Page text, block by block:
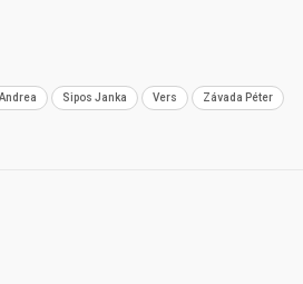
Sipos Janka Vers Závada Péter